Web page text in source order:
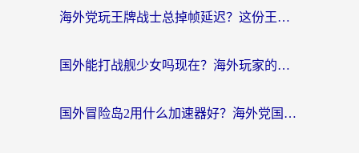
海外党玩王牌战士总掉帧延迟？这份王牌战士延迟加速器终极指南救你命
国外能打战舰少女吗现在？海外玩家的国服游戏加速终极指南
国外冒险岛2用什么加速器好？海外党国服游戏畅玩全攻略（附鸣潮哈利波特加速技巧）